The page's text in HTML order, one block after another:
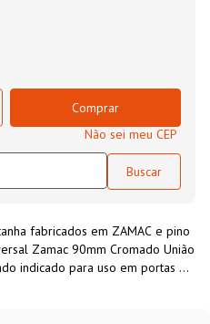
Comprar
Não sei meu CEP
fabricados em ZAMAC e pino
Zamac 90mm Cromado União
indicado para uso em portas e
fixação, embalagem com 01